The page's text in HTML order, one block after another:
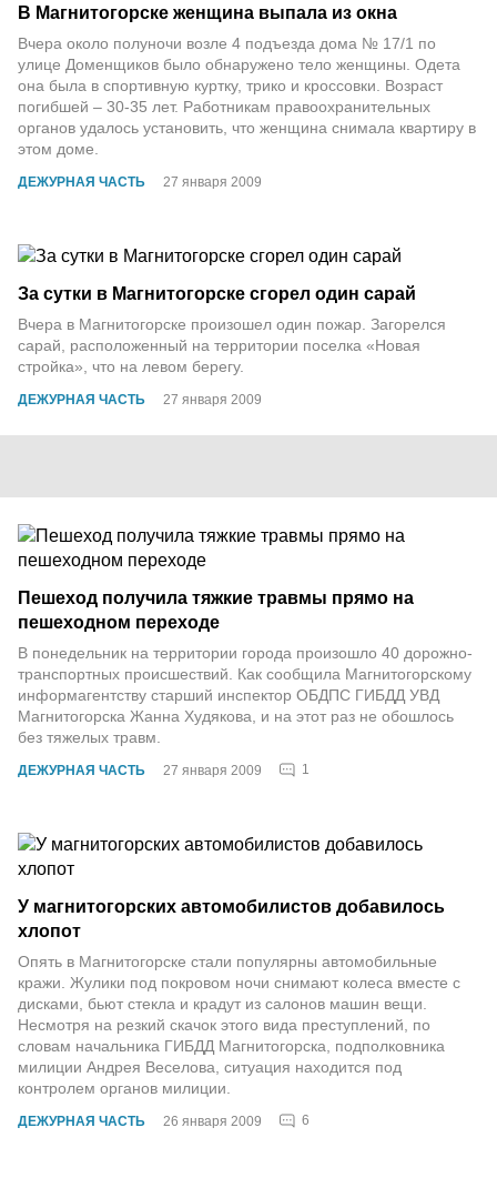
ДЕЖУРНАЯ ЧАСТЬ 27 января 2009
В Магнитогорске женщина выпала из окна
Вчера около полуночи возле 4 подъезда дома № 17/1 по
улице Доменщиков было обнаружено тело женщины. Одета
она была в спортивную куртку, трико и кроссовки. Возраст
погибшей – 30-35 лет. Работникам правоохранительных
органов удалось установить, что женщина снимала квартиру в
этом доме.
ДЕЖУРНАЯ ЧАСТЬ 27 января 2009
За сутки в Магнитогорске сгорел один сарай
Вчера в Магнитогорске произошел один пожар. Загорелся
сарай, расположенный на территории поселка «Новая
стройка», что на левом берегу.
ДЕЖУРНАЯ ЧАСТЬ 27 января 2009 1
Пешеход получила тяжкие травмы прямо на
пешеходном переходе
В понедельник на территории города произошло 40 дорожно-
транспортных происшествий. Как сообщила Магнитогорскому
информагентству старший инспектор ОБДПС ГИБДД УВД
Магнитогорска Жанна Худякова, и на этот раз не обошлось
без тяжелых травм.
ДЕЖУРНАЯ ЧАСТЬ 26 января 2009 6
У магнитогорских автомобилистов добавилось
хлопот
Опять в Магнитогорске стали популярны автомобильные
кражи. Жулики под покровом ночи снимают колеса вместе с
дисками, бьют стекла и крадут из салонов машин вещи.
Несмотря на резкий скачок этого вида преступлений, по
словам начальника ГИБДД Магнитогорска, подполковника
милиции Андрея Веселова, ситуация находится под
контролем органов милиции.